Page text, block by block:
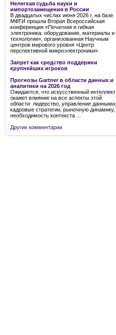
Нелегкая судьба науки и
импортозамещения в России
В двадцатых числах июня 2026 г. на базе
МФТИ прошла Вторая Всероссийская
конференция «Печатная и гибкая
электроника: оборудование, материалы и
технологии», организованная Научным
центров мирового уровня «Центр
перспективной микроэлектроники».
Запрет как средство поддержки
крупнейших игроков
Прогнозы Gartner в области данных и
аналитики на 2026 год
Ожидается, что искусственный интеллект
окажет влияние на все аспекты этой
области: лидерство, управление данными,
кадровые стратегии, рыночную динамику,
необходимость контекста ...
Другие комментарии